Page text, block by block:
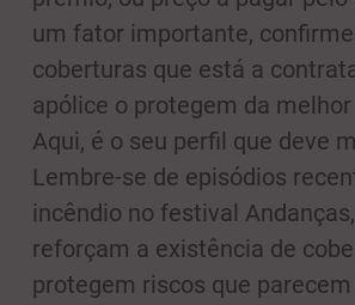
um fator importante,
coberturas que está a
apólice o protegem da
Aqui, é o seu perfil que deve
Lembre-se de episódios
incêndio no festival
reforçam a existência de
protegem riscos que